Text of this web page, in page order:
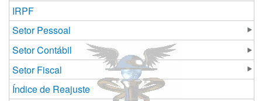
IRPF
Setor Pessoal
Setor Contábil
Setor Fiscal
Índice de Reajuste